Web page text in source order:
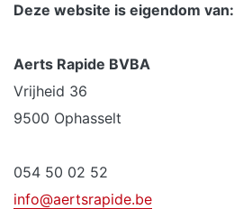
Deze website is eigendom van:
Aerts Rapide BVBA
Vrijheid 36
9500 Ophasselt
054 50 02 52
info@aertsrapide.be